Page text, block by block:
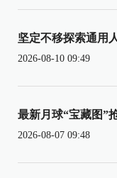
坚定不移探索通用
2026-08-10 09:49
最新月球“宝藏图”
2026-08-07 09:48